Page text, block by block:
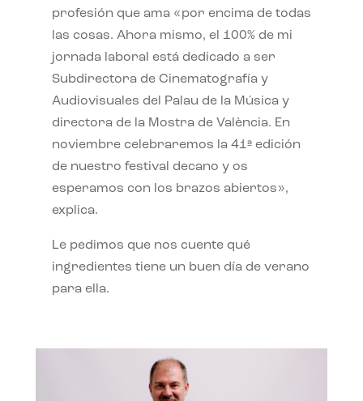
profesión que ama «por encima de todas
las cosas. Ahora mismo, el 100% de mi
jornada laboral está dedicado a ser
Subdirectora de Cinematografía y
Audiovisuales del Palau de la Música y
directora de la Mostra de València. En
noviembre celebraremos la 41ª edición
de nuestro festival decano y os
esperamos con los brazos abiertos»,
explica.
Le pedimos que nos cuente qué
ingredientes tiene un buen día de verano
para ella.